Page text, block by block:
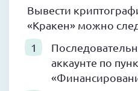
Вывести
«Кракен» можно
аккаунте по